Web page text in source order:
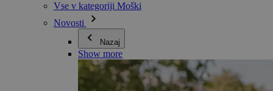
Vse v kategoriji Moški
Novosti
Nazaj
Show more